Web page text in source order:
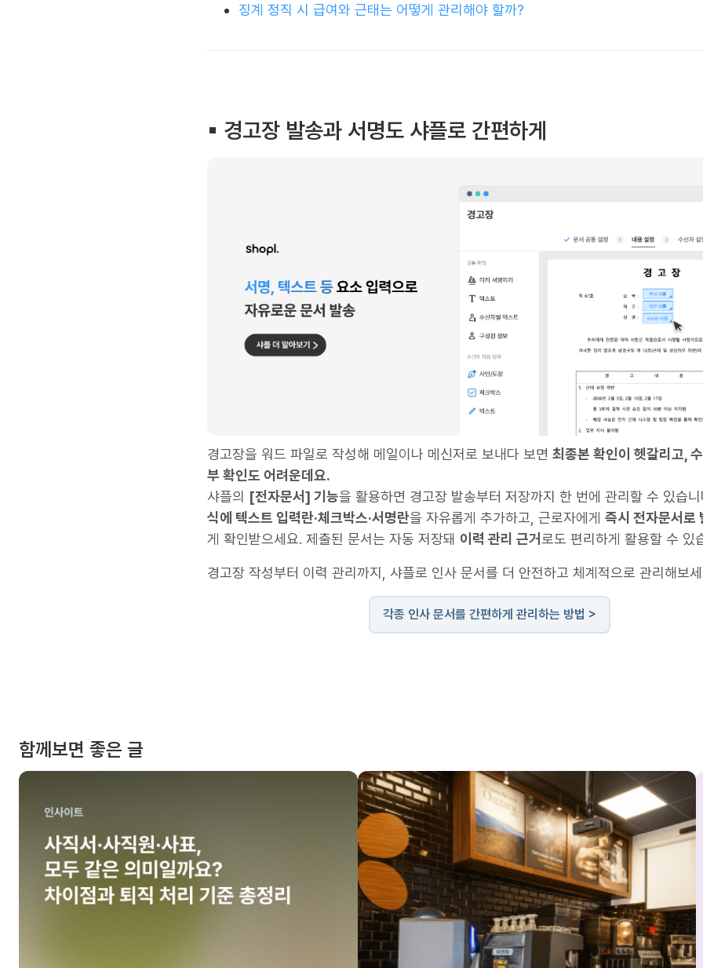
징계 정직 시 급여와 근태는 어떻게 관리해야 할까?
▪︎ 경고장 발송과 서명도 샤플로 간편하게​
​경고장을 워드 파일로 작성해 메일이나 메신저로 보내다 보면 최종본 확인이 헷갈리고,
부 확인도 어려운데요.
샤플의 [전자문서] 기능을 활용하면 경고장 발송부터 저장까지 한 번에 관리할 수 있습
식에 텍스트 입력란·체크박스·서명란을 자유롭게 추가하고, 근로자에게 즉시 전자문서로
게 확인받으세요. 제출된 문서는 자동 저장돼 이력 관리 근거로도 편리하게 활용할 수 있
경고장 작성부터 이력 관리까지, 샤플로 인사 문서를 더 안전하고 체계적으로 관리해보
각종 인사 문서를 간편하게 관리하는 방법 >
함께보면 좋은 글